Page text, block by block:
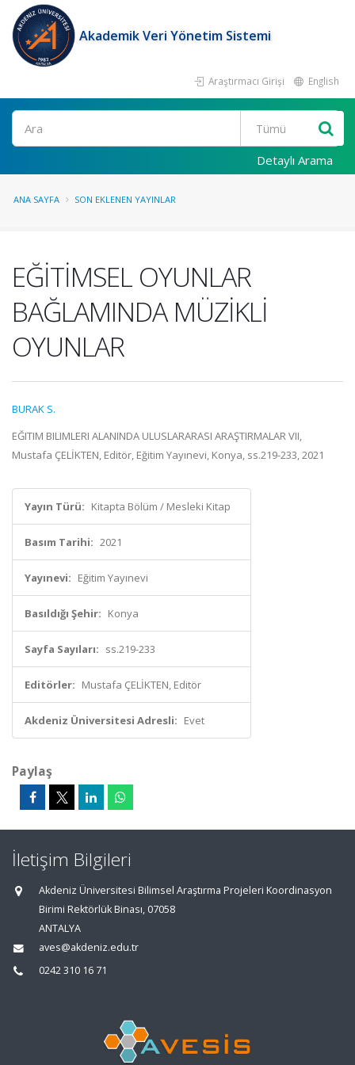
Akademik Veri Yönetim Sistemi
Araştırmacı Girişi English
Ara
Detaylı Arama
ANA SAYFA SON EKLENEN YAYINLAR
EĞİTİMSEL OYUNLAR
BAĞLAMINDA MÜZİKLİ
OYUNLAR
BURAK S.
EĞITIM BILIMLERI ALANINDA ULUSLARARASI ARAŞTIRMALAR VII,
Mustafa ÇELİKTEN, Editör, Eğitim Yayınevi, Konya, ss.219-233, 2021
Yayın Türü: Kitapta Bölüm / Mesleki Kitap
Basım Tarihi: 2021
Yayınevi: Eğitim Yayınevi
Basıldığı Şehir: Konya
Sayfa Sayıları: ss.219-233
Editörler: Mustafa ÇELİKTEN, Editör
Akdeniz Üniversitesi Adresli: Evet
Paylaş
İletişim Bilgileri
Akdeniz Üniversitesi Bilimsel Araştırma Projeleri Koordinasyon
Birimi Rektörlük Binası, 07058
ANTALYA
aves@akdeniz.edu.tr
0242 310 16 71